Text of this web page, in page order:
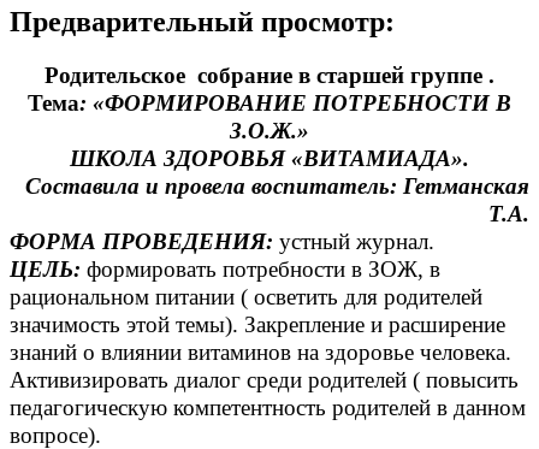
Предварительный просмотр:
Родительское собрание в старшей группе .
Тема: «ФОРМИРОВАНИЕ ПОТРЕБНОСТИ В
З.О.Ж.»
ШКОЛА ЗДОРОВЬЯ «ВИТАМИАДА».
Составила и провела воспитатель: Гетманская
Т.А.
ФОРМА ПРОВЕДЕНИЯ: устный журнал.
ЦЕЛЬ: формировать потребности в ЗОЖ, в
рациональном питании ( осветить для родителей
значимость этой темы). Закрепление и расширение
знаний о влиянии витаминов на здоровье человека.
Активизировать диалог среди родителей ( повысить
педагогическую компетентность родителей в данном
вопросе).